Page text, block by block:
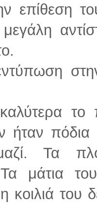
επίθεση
το
ήταν
Τα
μάτια
κοιλιά του